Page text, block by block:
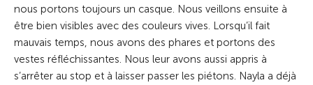
nous portons toujours un casque. Nous veillons ensuite à
être bien visibles avec des couleurs vives. Lorsqu’il fait
mauvais temps, nous avons des phares et portons des
vestes réfléchissantes. Nous leur avons aussi appris à
s’arrêter au stop et à laisser passer les piétons. Nayla a déjà